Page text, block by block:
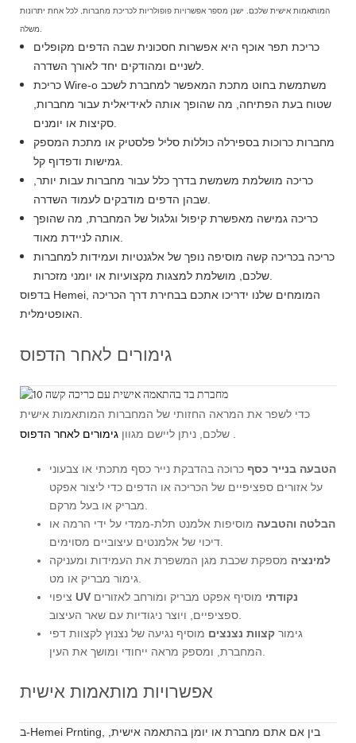
המותאמות אישית שלכם. ישנן מספר אפשרויות פופולריות לכריכת מחברות, לכל אחת יתרונות
כריכת תפר אוכף היא אפשרות חסכונית שבה הדפים מקופלים
לשניים ומהודקים יחד לאורך השדרה.
כריכת Wire-o משתמשת בחוט מתכת המאפשר למחברת לשכב
שטוח בעת הפתיחה, מה שהופך אותה לאידיאלית עבור מחברות,
סקיצות או יומנים.
מחברות כרוכות בספירלה כוללות סליל פלסטיק או מתכת המספק
גמישות ודפדוף קל.
כריכה מושלמת משמשת בדרך כלל עבור מחברות עבות יותר,
שבהן הדפים מודבקים לעמוד השדרה.
כריכה גמישה מאפשרת קיפול וגלגול של המחברת, מה שהופך
כריכה בכריכה קשה מוסיפה נופך של אלגנטיות ועמידות למחברות
שלכם, מושלמת למצגות מקצועיות או יומני מזכרות.
בדפוס Hemei, המומחים שלנו ידריכו אתכם בבחירת דרך הכריכה
גימורים לאחר הדפוס
כדי לשפר את המראה החזותי של המחברות המותאמות אישית
שלכם, ניתן ליישם מגוון גימורים לאחר הדפוס
הטבעה בנייר כסף כרוכה בהדבקת נייר כסף מתכתי או צבעוני
על אזורים ספציפיים של הכריכה או הדפים כדי ליצור אפקט
הבלטה והטבעה מוסיפות אלמנט תלת-ממדי על ידי הרמה או
דיכוי של אלמנטים עיצוביים מסוימים.
למינציה מספקת שכבת מגן המשפרת את העמידות ומעניקה
גימור מבריק או מט.
UV נקודתי מוסיף אפקט מבריק ומורחב לאזורים
ספציפיים, ויוצר ניגודיות עם שאר העיצוב.
גימורקצוות נצנצים מוסיף נגיעה של נצנוץ לקצוות דפי
אפשרויות מותאמות אישית
ב-Hemei Prnting, בין אם אתם מחברת או יומן בהתאמה אישית,